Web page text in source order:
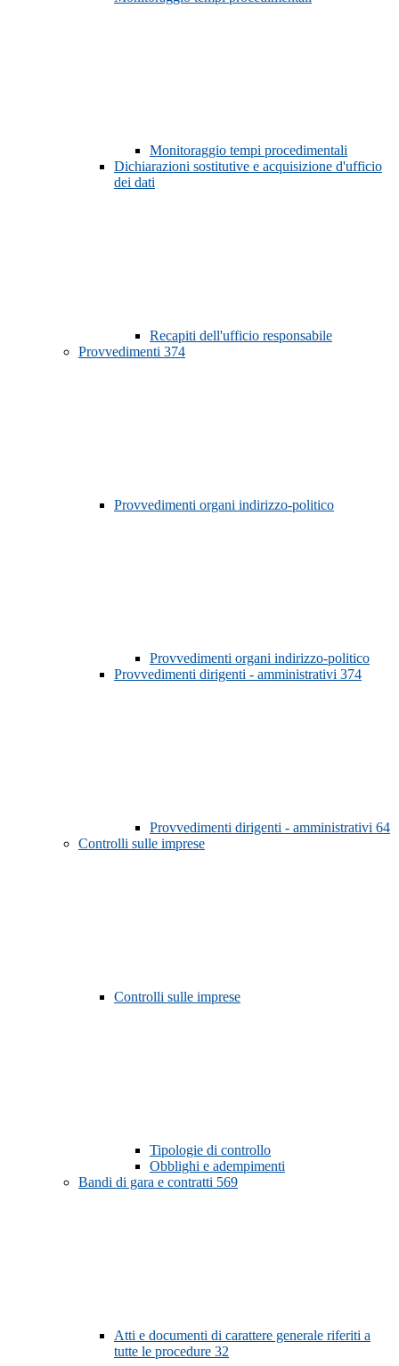
Monitoraggio tempi procedimentali
Dichiarazioni sostitutive e acquisizione d'ufficio
dei dati
Recapiti dell'ufficio responsabile
Provvedimenti 374
Provvedimenti organi indirizzo-politico
Provvedimenti organi indirizzo-politico
Provvedimenti dirigenti - amministrativi 374
Provvedimenti dirigenti - amministrativi 64
Controlli sulle imprese
Controlli sulle imprese
Tipologie di controllo
Obblighi e adempimenti
Bandi di gara e contratti 569
Atti e documenti di carattere generale riferiti a
tutte le procedure 32